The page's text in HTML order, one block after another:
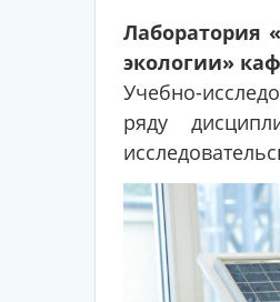
экологии»
Учебно-
ряду